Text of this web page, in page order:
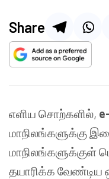
Share
எளிய சொற்களில்,
மாநிலங்களுக்கு
மாநிலங்களுக்குள்
தயாரிக்க